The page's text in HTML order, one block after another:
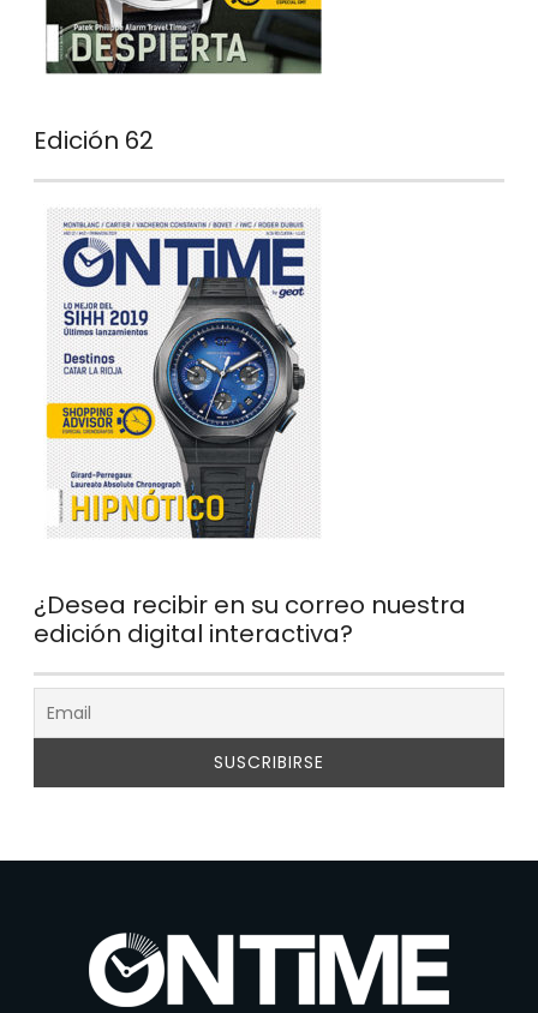
Edición 62
¿Desea recibir en su correo nuestra
edición digital interactiva?